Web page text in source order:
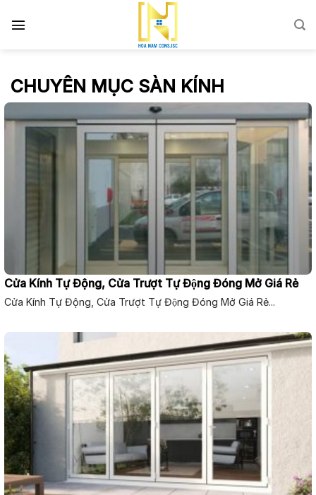
CHUYÊN MỤC SÀN KÍNH
Cửa Kính Tự Động, Cửa Trượt Tự Động Đóng Mở Giá Rẻ
Cửa Kính Tự Động, Cửa Trượt Tự Động Đóng Mở Giá Rẻ...